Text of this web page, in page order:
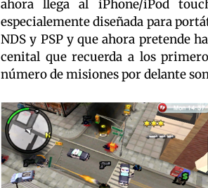
ahora llega al iPhone/iPod
especialemente diseñada para
NDS y PSP y que ahora pretende
cenital que recuerda a los
número de misiones por delante